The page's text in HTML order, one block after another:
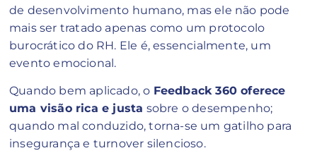
de desenvolvimento humano, mas ele não pode
mais ser tratado apenas como um protocolo
burocrático do RH. Ele é, essencialmente, um
evento emocional.
Quando bem aplicado, o Feedback 360 oferece
uma visão rica e justa sobre o desempenho;
quando mal conduzido, torna-se um gatilho para
insegurança e turnover silencioso.